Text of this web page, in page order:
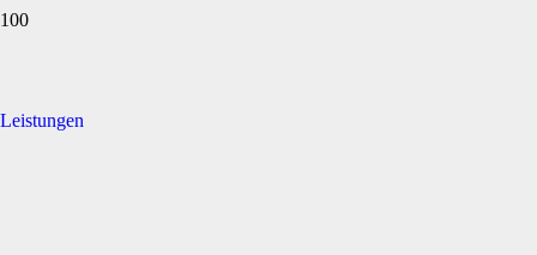
Leistungen